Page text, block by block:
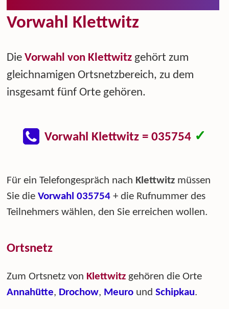
Vorwahl Klettwitz
DieVorwahl von Klettwitz gehört zum
gleichnamigen Ortsnetzbereich, zu dem
insgesamt fünf Orte gehören.
Vorwahl Klettwitz = 035754 ✓
Für ein Telefongespräch nach Klettwitz müssen
Sie dieVorwahl 035754 + die Rufnummer des
Teilnehmers wählen, den Sie erreichen wollen.
Ortsnetz
Zum Ortsnetz von Klettwitz gehören die Orte
Annahütte, Drochow, Meuro undSchipkau.